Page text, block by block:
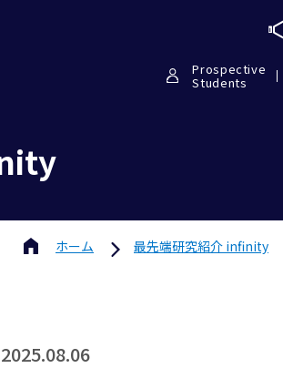
Prospective
Students
ホーム 最先端研究紹介 infinity
2025.08.06